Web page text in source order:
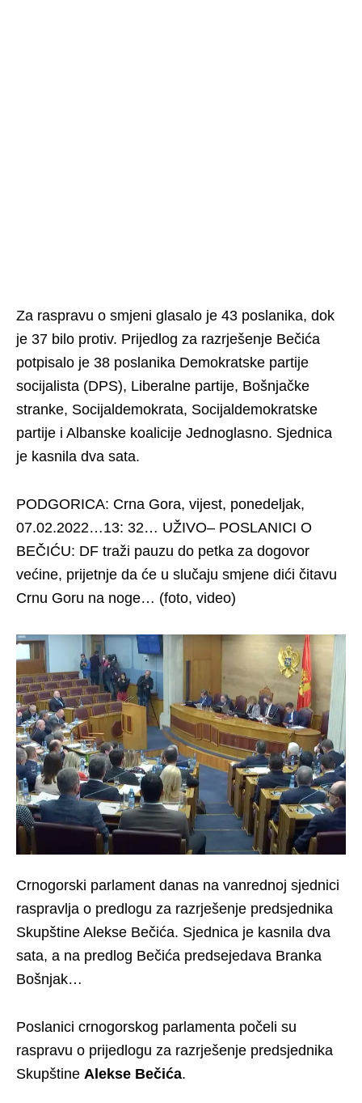
Za raspravu o smjeni glasalo je 43 poslanika, dok
je 37 bilo protiv. Prijedlog za razrješenje Bečića
potpisalo je 38 poslanika Demokratske partije
socijalista (DPS), Liberalne partije, Bošnjačke
stranke, Socijaldemokrata, Socijaldemokratske
partije i Albanske koalicije Jednoglasno. Sjednica
je kasnila dva sata.
PODGORICA: Crna Gora, vijest, ponedeljak,
07.02.2022…13: 32… UŽIVO– POSLANICI O
BEČIĆU: DF traži pauzu do petka za dogovor
većine, prijetnje da će u slučaju smjene dići čitavu
Crnu Goru na noge… (foto, video)
Crnogorski parlament danas na vanrednoj sjednici
raspravlja o predlogu za razrješenje predsjednika
Skupštine Alekse Bečića. Sjednica je kasnila dva
sata, a na predlog Bečića predsejedava Branka
Bošnjak…
Poslanici crnogorskog parlamenta počeli su
raspravu o prijedlogu za razrješenje predsjednika
Skupštine Alekse Bečića.